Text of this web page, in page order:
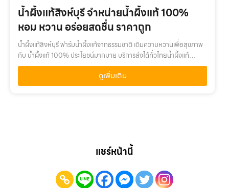
น้ำผึ้งแท้สิงห์บุรี จำหน่ายน้ำผึ้งแท้ 100%
หอม หวาน อร่อยสดชื่น ราคาถูก
น้ำผึ้งแท้สิงห์บุรี ฟาร์มน้ำผึ้งแท้จากธรรมชาติ เติมความหวานเพื่อสุขภาพ
กับ น้ำผึ้งแท้ 100% ประโยชน์มากมาย บริการส่งได้ทั่วไทยน้ำผึ้งแท้
สิงห์บุรี เติมความหวานเพื่อสุขภาพ กับ น้ำผึ้งแท้ 100% คุณค่าจากน้…
ดูเพิ่มเติม
แชร์หน้านี้